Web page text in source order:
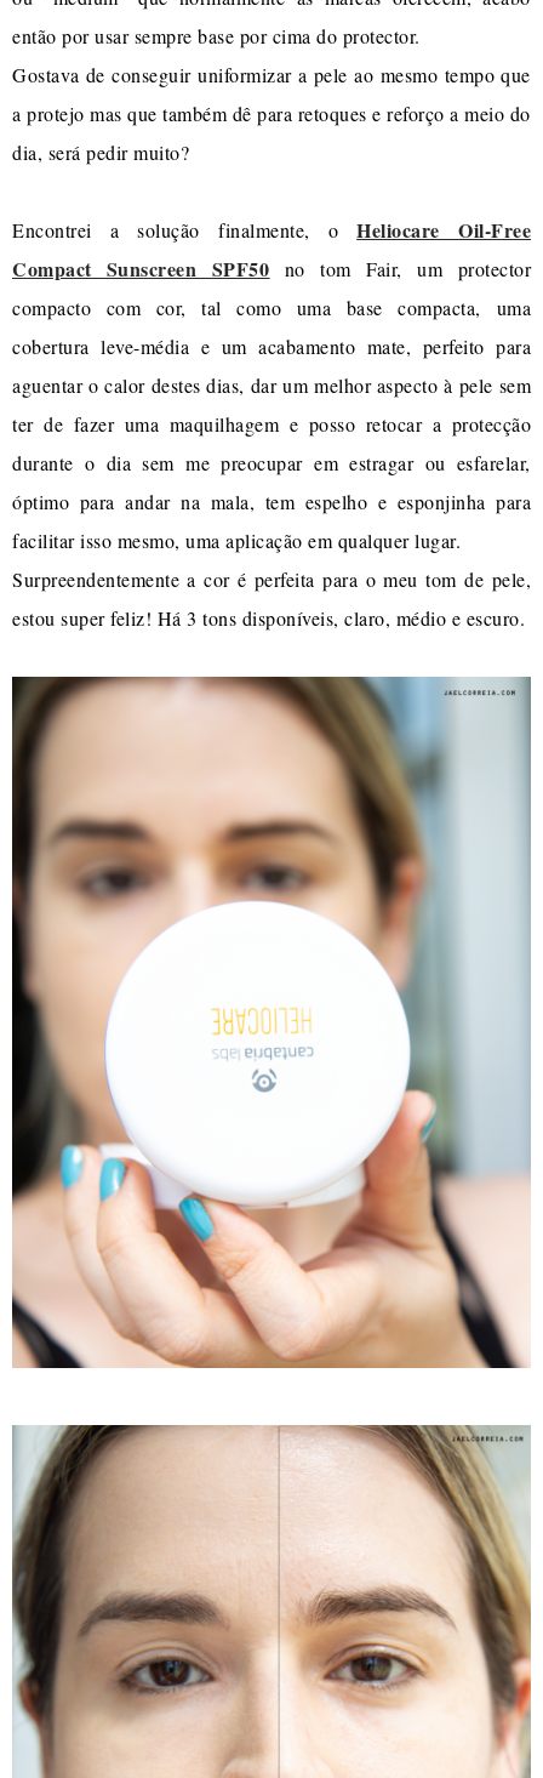
então por usar sempre base por cima do protector.
Gostava de conseguir uniformizar a pele ao mesmo tempo que
a protejo mas que também dê para retoques e reforço a meio do
dia, será pedir muito?
Encontrei a solução finalmente, oHeliocare Oil-Free
Compact Sunscreen SPF50 no tom Fair, um protector
compacto com cor, tal como uma base compacta, uma
cobertura leve-média e um acabamento mate, perfeito para
aguentar o calor destes dias, dar um melhor aspecto à pele sem
ter de fazer uma maquilhagem e posso retocar a protecção
durante o dia sem me preocupar em estragar ou esfarelar,
óptimo para andar na mala, tem espelho e esponjinha para
facilitar isso mesmo, uma aplicação em qualquer lugar.
Surpreendentemente a cor é perfeita para o meu tom de pele,
estou super feliz! Há 3 tons disponíveis, claro, médio e escuro.